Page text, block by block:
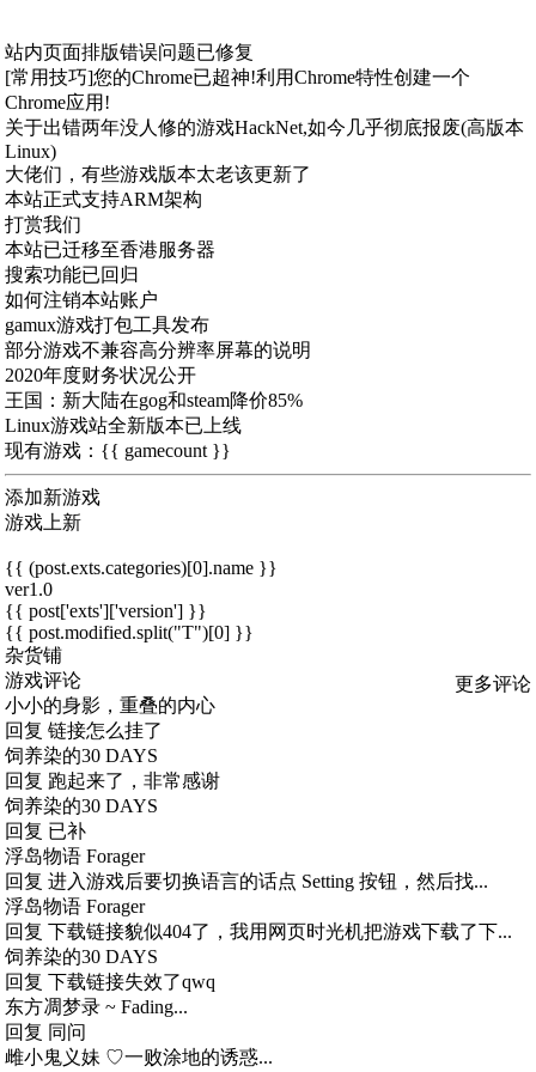
站内页面排版错误问题已修复
[常用技巧]您的Chrome已超神!利用Chrome特性创建一个
Chrome应用!
关于出错两年没人修的游戏HackNet,如今几乎彻底报废(高版本
Linux)
大佬们，有些游戏版本太老该更新了
本站正式支持ARM架构
打赏我们
本站已迁移至香港服务器
搜索功能已回归
如何注销本站账户
gamux游戏打包工具发布
部分游戏不兼容高分辨率屏幕的说明
2020年度财务状况公开
王国：新大陆在gog和steam降价85%
Linux游戏站全新版本已上线
现有游戏：{{ gamecount }}
添加新游戏
游戏上新
{{ (post.exts.categories)[0].name }}
ver1.0
{{ post['exts']['version'] }}
{{ post.modified.split("T")[0] }}
杂货铺
游戏评论
更多评论
小小的身影，重叠的内心
回复 链接怎么挂了
饲养染的30 DAYS
回复 跑起来了，非常感谢
饲养染的30 DAYS
回复 已补
浮岛物语 Forager
回复 进入游戏后要切换语言的话点 Setting 按钮，然后找...
浮岛物语 Forager
回复 下载链接貌似404了，我用网页时光机把游戏下载了下...
饲养染的30 DAYS
回复 下载链接失效了qwq
东方凋梦录 ~ Fading...
回复 同问
雌小鬼义妹 ♡一败涂地的诱惑...